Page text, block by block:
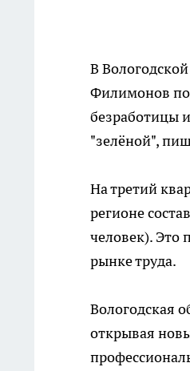
В
Филимонов
безработицы
"зелёной",
На третий
регионе
человек). Это
рынке труда.
Вологодская
открывая